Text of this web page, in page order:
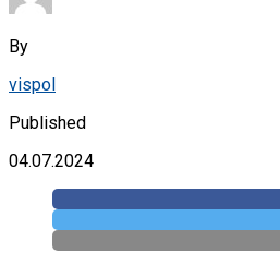
By
vispol
Published
04.07.2024